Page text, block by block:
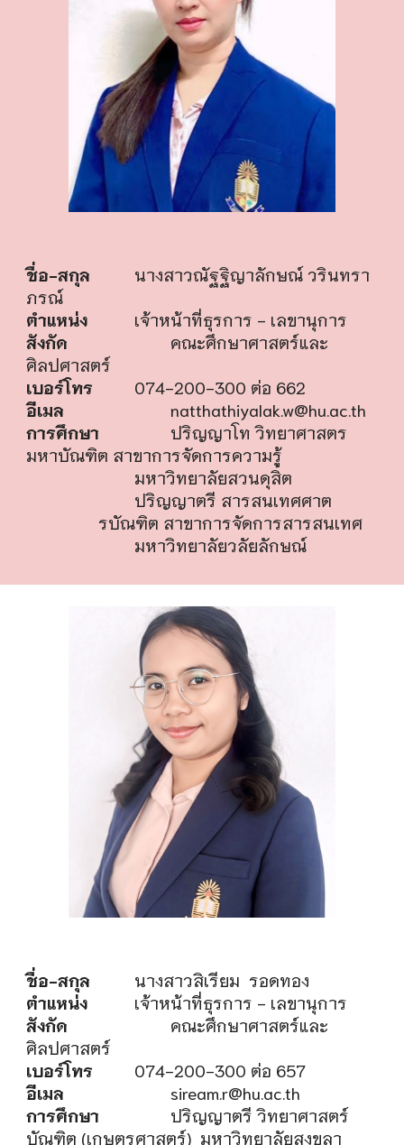
ชื่อ-สกุล
นางสาวณัฐฐิญาลักษณ์ วรินทรา
ภรณ์
ตำแหน่ง
เจ้าหน้าที่ธุรการ - เลขานุการ
สังกัด
คณะศึกษาศาสตร์และ
ศิลปศาสตร์
เบอร์โทร
074-200-300 ต่อ 662
อีเมล
natthathiyalak.w@hu.ac.th
การศึกษา
ปริญญาโทวิทยาศาสตร
มหาบัณฑิต สาขาการจัดการความรู้
มหาวิทยาลัยสวนดุสิต
ปริญญาตรี สารสนเทศศาต
รบัณฑิต สาขาการจัดการสารสนเทศ
มหาวิทยาลัยวลัยลักษณ์
ชื่อ-สกุล นางสาวสิเรียม รอดทอง
ตำแหน่ง
เจ้าหน้าที่ธุรการ - เลขานุการ
สังกัด
คณะศึกษาศาสตร์และ
ศิลปศาสตร์
เบอร์โทร
074-200-300 ต่อ 657
อีเมล
siream.r@hu.ac.th
การศึกษา
ปริญญาตรีวิทยาศาสตร์
บัณฑิต (เกษตรศาสตร์) มหาวิทยาลัยสงขลา